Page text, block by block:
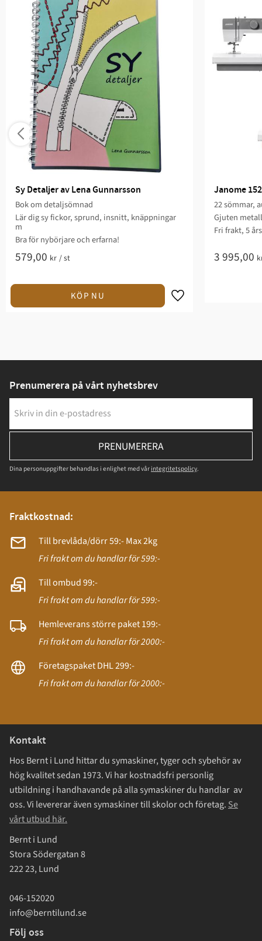
Sy Detaljer av Lena Gunnarsson
Bok om detaljsömnad
Lär dig sy fickor, sprund, insnitt, knäppningar
m
Bra för nybörjare och erfarna!
579,00 kr /st
Janome
22 sömmar,
Gjuten
Fri frakt, 5
3 995,00
Prenumerera på vårt nyhetsbrev
PRENUMERERA
Dina personuppgifter behandlas i enlighet med vår integritetspolicy.
Fraktkostnad:
Till brevlåda/dörr 59:- Max 2kg
Fri frakt om du handlar för 599:-
Till ombud 99:-
Fri frakt om du handlar för 599:-
Hemleverans större paket 199:-
Fri frakt om du handlar för 2000:-
Företagspaket DHL 299:-
Fri frakt om du handlar för 2000:-
Kontakt
Hos Bernt i Lund hittar du symaskiner, tyger och sybehör av
hög kvalitet sedan 1973. Vi har kostnadsfri personlig
utbildning i handhavande på alla symaskiner du handlar av
oss. Vi levererar även symaskiner till skolor och företag. Se
vårt utbud här.
Bernt i Lund
Stora Södergatan 8
222 23, Lund
046-152020
info@berntilund.se
Följ oss